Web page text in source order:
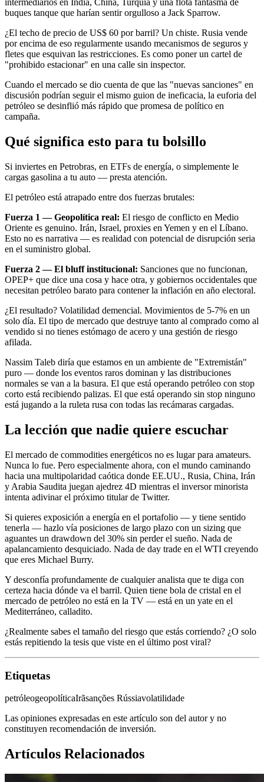
intermediarios en India, China, Turquía y una flota fantasma de
buques tanque que harían sentir orgulloso a Jack Sparrow.
¿El techo de precio de US$ 60 por barril? Un chiste. Rusia vende
por encima de eso regularmente usando mecanismos de seguros y
fletes que esquivan las restricciones. Es como poner un cartel de
"prohibido estacionar" en una calle sin inspector.
Cuando el mercado se dio cuenta de que las "nuevas sanciones" en
discusión podrían seguir el mismo guion de ineficacia, la euforia del
petróleo se desinflió más rápido que promesa de político en
campaña.
Qué significa esto para tu bolsillo
Si inviertes en Petrobras, en ETFs de energía, o simplemente le
cargas gasolina a tu auto — presta atención.
El petróleo está atrapado entre dos fuerzas brutales:
Fuerza 1 — Geopolítica real: El riesgo de conflicto en Medio
Oriente es genuino. Irán, Israel, proxies en Yemen y en el Líbano.
Esto no es narrativa — es realidad con potencial de disrupción seria
en el suministro global.
Fuerza 2 — El bluff institucional: Sanciones que no funcionan,
OPEP+ que dice una cosa y hace otra, y gobiernos occidentales que
necesitan petróleo barato para contener la inflación en año electoral.
¿El resultado? Volatilidad demencial. Movimientos de 5-7% en un
solo día. El tipo de mercado que destruye tanto al comprado como al
vendido si no tienes estómago de acero y una gestión de riesgo
afilada.
Nassim Taleb diría que estamos en un ambiente de "Extremistán"
puro — donde los eventos raros dominan y las distribuciones
normales se van a la basura. El que está operando petróleo con stop
corto está recibiendo palizas. El que está operando sin stop ninguno
está jugando a la ruleta rusa con todas las recámaras cargadas.
La lección que nadie quiere escuchar
El mercado de commodities energéticos no es lugar para amateurs.
Nunca lo fue. Pero especialmente ahora, con el mundo caminando
hacia una multipolaridad caótica donde EE.UU., Rusia, China, Irán
y Arabia Saudita juegan ajedrez 4D mientras el inversor minorista
intenta adivinar el próximo titular de Twitter.
Si quieres exposición a energía en el portafolio — y tiene sentido
tenerla — hazlo vía posiciones de largo plazo con un sizing que
aguantes un drawdown del 30% sin perder el sueño. Nada de
apalancamiento desquiciado. Nada de day trade en el WTI creyendo
que eres Michael Burry.
Y desconfía profundamente de cualquier analista que te diga con
certeza hacia dónde va el barril. Quien tiene bola de cristal en el
mercado de petróleo no está en la TV — está en un yate en el
Mediterráneo, calladito.
¿Realmente sabes el tamaño del riesgo que estás corriendo? ¿O solo
estás repitiendo la tesis que viste en el último post viral?
Etiquetas
petróleogeopolíticaIrãsanções Rússiavolatilidade
Las opiniones expresadas en este artículo son del autor y no
constituyen recomendación de inversión.
Artículos Relacionados